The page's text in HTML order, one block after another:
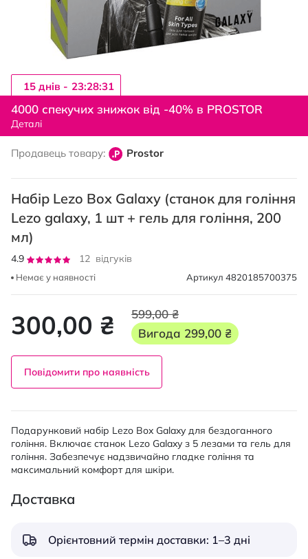
Перейти
до
початку
галереї
4000 спекучих знижок від -40% в PROSTOR
Деталі
15 днiв - 23:28:31
Продавець товару: Prostor
Набір Lezo Box Galaxy (станок для гоління
Lezo galaxy, 1 шт + гель для гоління, 200
мл)
Рейтинг:
4.9
12 відгуків
Немає у наявності Артикул 4820185700375
300,00 ₴
599,00 ₴
Вигода 299,00 ₴
Повідомити про наявність
Подарунковий набір Lezo Box Galaxy для бездоганного
гоління. Включає станок Lezo Galaxy з 5 лезами та гель для
гоління. Забезпечує надзвичайно гладке гоління та
максимальний комфорт для шкіри.
Доставка
Орієнтовний термін доставки: 1–3 дні